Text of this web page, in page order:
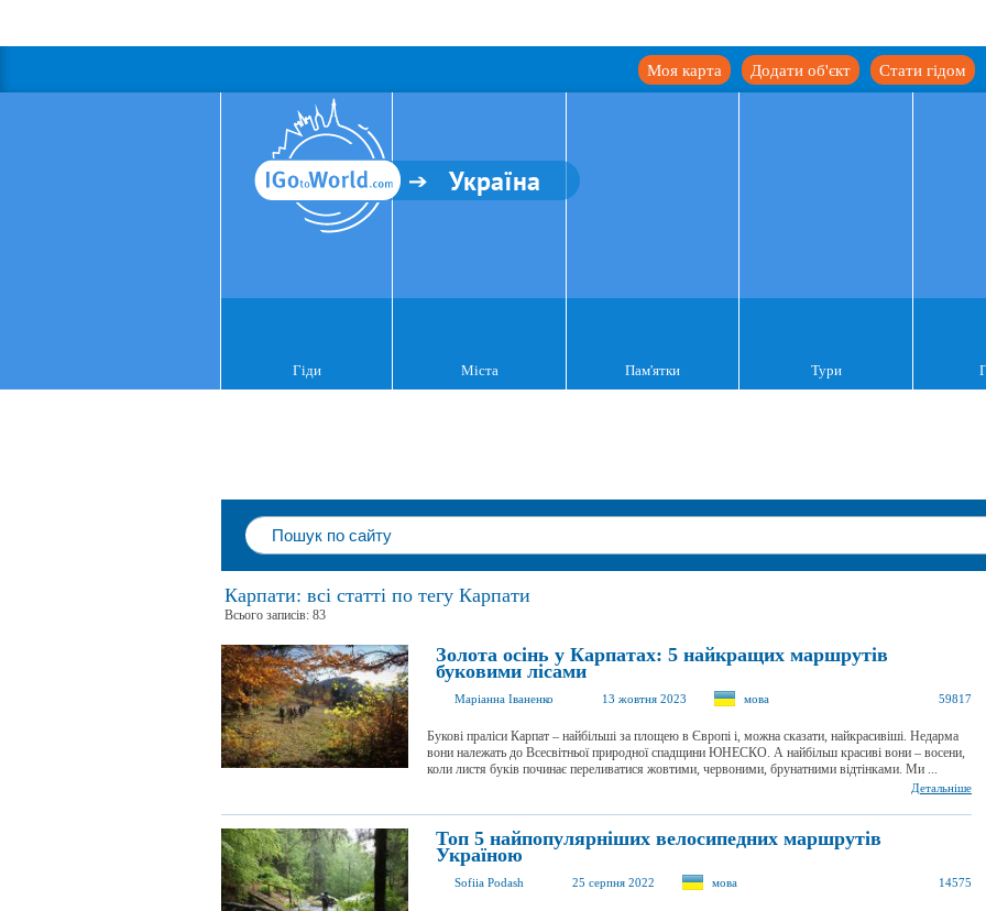
Стати гідом
Додати об'єкт
Моя карта
Україна
Гіди Міста Пам'ятки Тури
Карпати: всі статті по тегу Карпати
Всього записів: 83
Золота осінь у Карпатах: 5 найкращих маршрутів
буковими лісами
Маріанна Іваненко 13 жовтня 2023 мова 59817
Букові праліси Карпат – найбільші за площею в Європі і, можна сказати, найкрасивіші. Недарма
вони належать до Всесвітньої природної спадщини ЮНЕСКО. А найбільш красиві вони – восени,
коли листя буків починає переливатися жовтими, червоними, брунатними відтінками. Ми ...
Детальніше
Топ 5 найпопулярніших велосипедних маршрутів
Україною
Sofiia Podash 25 серпня 2022 мова 14575